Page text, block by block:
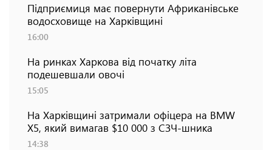
Підприємиця має повернути Африканівське
водосховище на Харківщині
16:00
На ринках Харкова від початку літа
подешевшали овочі
15:05
На Харківщині затримали офіцера на BMW
Х5, який вимагав $10 000 з СЗЧ-шника
14:38